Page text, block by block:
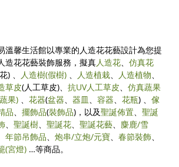
溫馨生活館以專業的人造花花藝設計為您提
造花花藝裝飾服務，擬真人造花、仿真花
) 、 人造樹(假樹) 、 人造植栽、 人造植物、
草皮(人工草皮)、抗UV人工草皮、仿真蔬果
果) 、花器(盆器、器皿、容器、花瓶) 、傢
品、擺飾品(裝飾品)，以及聖誕佈置、聖誕
、聖誕樹、聖誕花、聖誕花藝、 麋鹿/雪
年節吊飾品、炮串/立炮/元寶、春節裝飾、
(宮燈) …等商品。